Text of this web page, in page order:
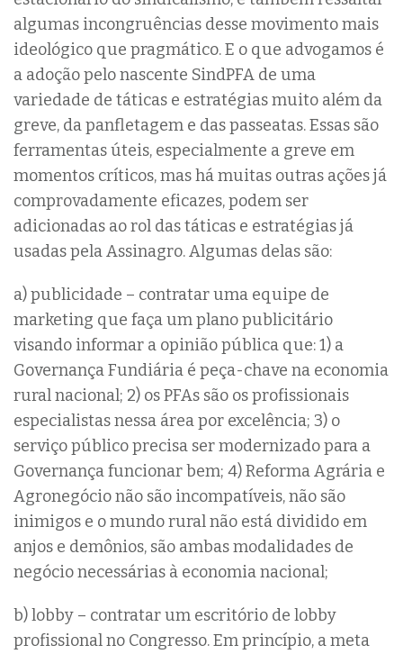
algumas incongruências desse movimento mais
ideológico que pragmático. E o que advogamos é
a adoção pelo nascente SindPFA de uma
variedade de táticas e estratégias muito além da
greve, da panfletagem e das passeatas. Essas são
ferramentas úteis, especialmente a greve em
momentos críticos, mas há muitas outras ações já
comprovadamente eficazes, podem ser
adicionadas ao rol das táticas e estratégias já
usadas pela Assinagro. Algumas delas são:
a) publicidade – contratar uma equipe de
marketing que faça um plano publicitário
visando informar a opinião pública que: 1) a
Governança Fundiária é peça-chave na economia
rural nacional; 2) os PFAs são os profissionais
especialistas nessa área por excelência; 3) o
serviço público precisa ser modernizado para a
Governança funcionar bem; 4) Reforma Agrária e
Agronegócio não são incompatíveis, não são
inimigos e o mundo rural não está dividido em
anjos e demônios, são ambas modalidades de
negócio necessárias à economia nacional;
b) lobby – contratar um escritório de lobby
profissional no Congresso. Em princípio, a meta